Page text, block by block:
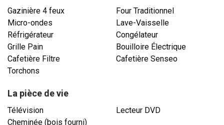
Gazinière 4 feux
Micro-ondes
Réfrigérateur
Grille Pain
Cafetière Filtre
Torchons
Four Traditionnel
Lave-Vaisselle
Congélateur
Bouilloire Électrique
Cafetière Senseo
La pièce de vie
Télévision
Cheminée (bois fourni)
Lecteur DVD